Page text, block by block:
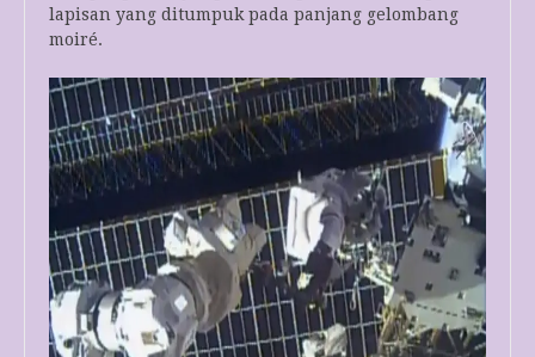
lapisan yang ditumpuk pada panjang gelombang
moiré.